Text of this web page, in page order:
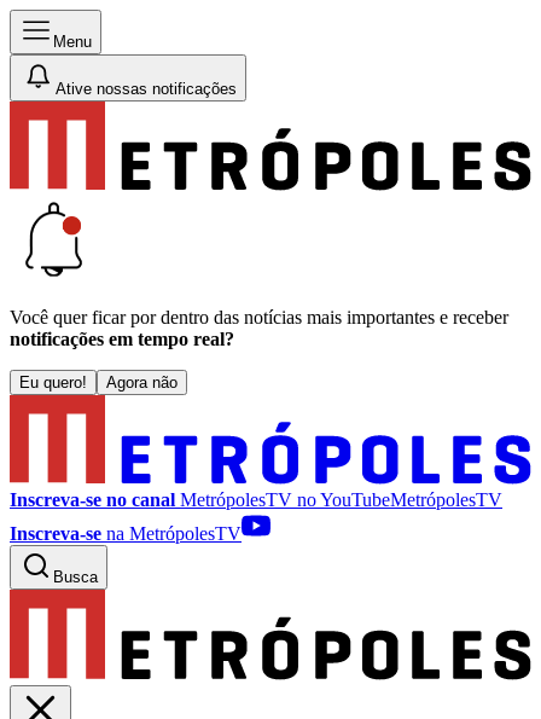
Menu
Ative nossas notificações
Você quer ficar por dentro das notícias mais importantes e receber
notificações em tempo real?
Eu quero! Agora não
Inscreva-se no canal MetrópolesTV noYouTubeMetrópolesTV
Inscreva-se na MetrópolesTV
Busca